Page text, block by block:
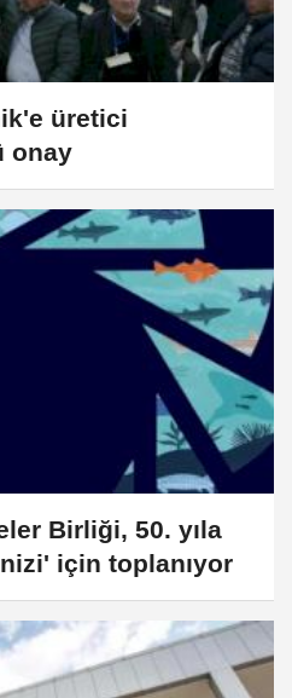
üretici
onay
Birliği, 50. yıla
için toplanıyor